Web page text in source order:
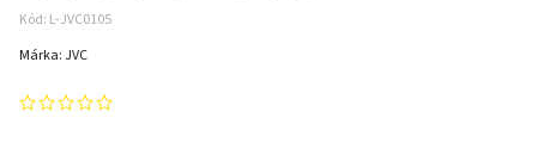
Kód: L-JVC0105
Márka:JVC